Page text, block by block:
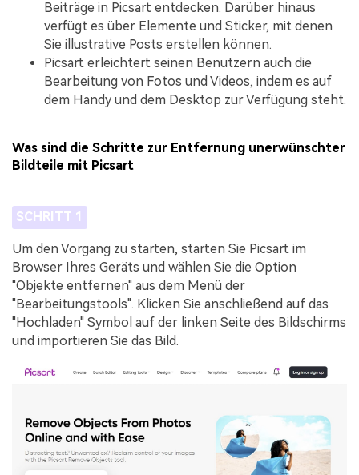
Beiträge in Picsart entdecken. Darüber hinaus
verfügt es über Elemente und Sticker, mit denen
Sie illustrative Posts erstellen können.
Picsart erleichtert seinen Benutzern auch die
Bearbeitung von Fotos und Videos, indem es auf
dem Handy und dem Desktop zur Verfügung steht.
Was sind die Schritte zur Entfernung unerwünschter
Bildteile mit Picsart
SCHRITT 1
Um den Vorgang zu starten, starten Sie Picsart im
Browser Ihres Geräts und wählen Sie die Option
"Objekte entfernen" aus dem Menü der
"Bearbeitungstools". Klicken Sie anschließend auf das
"Hochladen" Symbol auf der linken Seite des Bildschirms
und importieren Sie das Bild.